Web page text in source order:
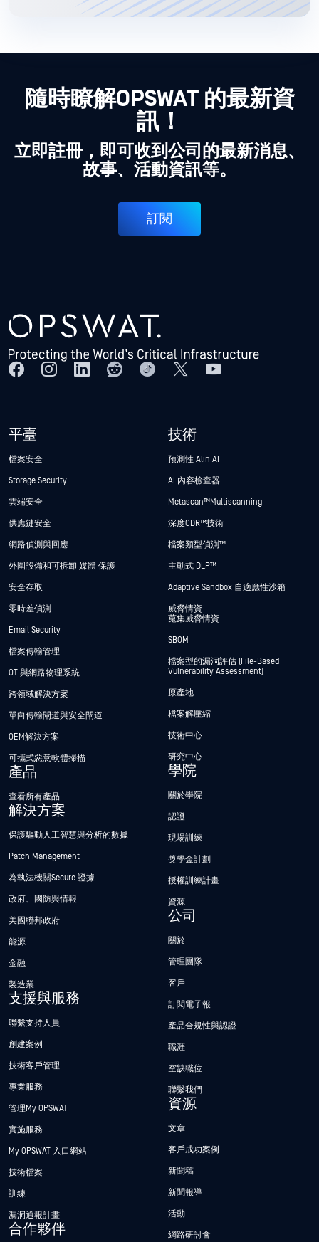
隨時瞭解OPSWAT 的最新資
訊！
立即註冊，即可收到公司的最新消息、
故事、活動資訊等。
訂閱
平臺
檔案安全
Storage Security
雲端安全
供應鏈安全
網路偵測與回應
外圍設備和可拆卸 媒體 保護
安全存取
零時差偵測
Email Security
檔案傳輸管理
OT 與網路物理系統
跨領域解決方案
單向傳輸閘道與安全閘道
OEM解決方案
可攜式惡意軟體掃描
產品
查看所有產品
解決方案
保護驅動人工智慧與分析的數據
Patch Management
為執法機關Secure 證據
政府、國防與情報
美國聯邦政府
能源
金融
製造業
支援與服務
聯繫支持人員
創建案例
技術客戶管理
專業服務
管理My OPSWAT
實施服務
My OPSWAT 入口網站
技術檔案
訓練
漏洞通報計畫
合作夥伴
技術
預測性 Alin AI
AI 內容檢查器
Metascan™ Multiscanning
深度CDR™技術
檔案類型偵測™
主動式 DLP™
Adaptive Sandbox 自適應性沙箱
威脅情資
蒐集威脅情資
SBOM
檔案型的漏洞評估 (File-Based
Vulnerability Assessment)
原產地
檔案解壓縮
技術中心
研究中心
學院
關於學院
認證
現場訓練
獎學金計劃
授權訓練計畫
資源
公司
關於
管理團隊
客戶
訂閱電子報
產品合規性與認證
職涯
空缺職位
聯繫我們
資源
文章
客戶成功案例
新聞稿
新聞報導
活動
網路研討會
How can I help you secure what's critical